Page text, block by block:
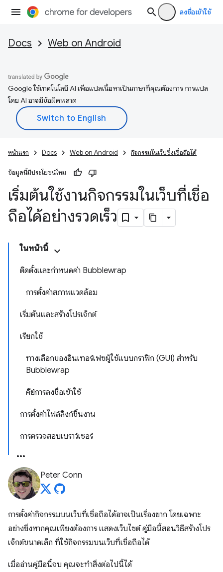
ลงชื่อเข้าใช้
Docs Web on Android
Google ใช้เทคโนโลยี AI เพื่อแปลเนื้อหาเป็นภาษาที่คุณต้องการ การแปล
โดย AI อาจมีข้อผิดพลาด
หน้าแรก Docs Web on Android กิจกรรมในเว็บซึ่งเชื่อถือได้
ข้อมูลนี้มีประโยชน์ไหม
เริ่มต้นใช้งานกิจกรรมในเว็บที่เชื่อ
ถือได้อย่างรวดเร็ว
ในหน้านี้
ติดตั้งและกำหนดค่า Bubblewrap
การตั้งค่าสภาพแวดล้อม
เริ่มต้นและสร้างโปรเจ็กต์
เรียกใช้
ทางเลือกของอินเทอร์เฟซผู้ใช้แบบกราฟิก (GUI) สำหรับ
Bubblewrap
คีย์การลงชื่อเข้าใช้
การตั้งค่าไฟล์ลิงก์ชิ้นงาน
การตรวจสอบเบราว์เซอร์
Peter Conn
การตั้งค่ากิจกรรมบนเว็บที่เชื่อถือได้อาจเป็นเรื่องยาก โดยเฉพาะ
อย่างยิ่งหากคุณเพียงต้องการ แสดงเว็บไซต์ คู่มือนี้สอนวิธีสร้างโปร
เจ็กต์ขนาดเล็ก ที่ใช้กิจกรรมบนเว็บที่เชื่อถือได้
เมื่ออ่านคู่มือนี้จบ คุณจะทำสิ่งต่อไปนี้ได้